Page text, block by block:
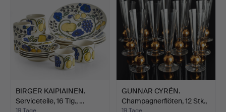
BIRGER KAIPIAINEN.
Serviceteile, 16 Tlg., …
19 Tage
GUNNAR CYRÉN.
Champagnerflöten, 12 Stk.,
19 Tage